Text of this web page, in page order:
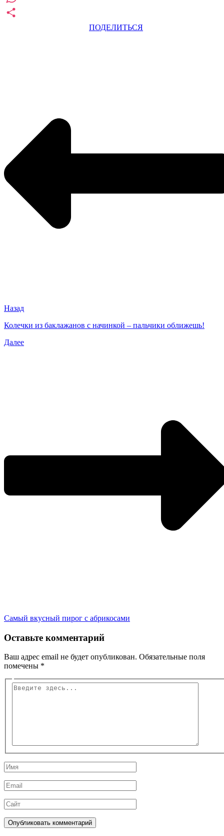
ПОДЕЛИТЬСЯ
Назад
Колечки из баклажанов с начинкой – пальчики оближешь!
Далее
Самый вкусный пирог с абрикосами
Оставьте комментарий
Ваш адрес email не будет опубликован. Обязательные поля
помечены *
Введите
Имя
Email
Сайт